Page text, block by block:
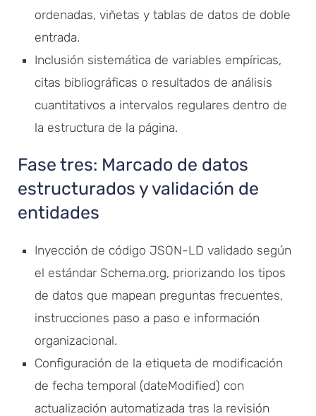
ordenadas, viñetas y tablas de datos de doble
entrada.
Inclusión sistemática de variables empíricas,
citas bibliográficas o resultados de análisis
cuantitativos a intervalos regulares dentro de
la estructura de la página.
Fase tres: Marcado de datos
estructurados y validación de
entidades
Inyección de código JSON-LD validado según
el estándar Schema.org, priorizando los tipos
de datos que mapean preguntas frecuentes,
instrucciones paso a paso e información
organizacional.
Configuración de la etiqueta de modificación
de fecha temporal (dateModified) con
actualización automatizada tras la revisión